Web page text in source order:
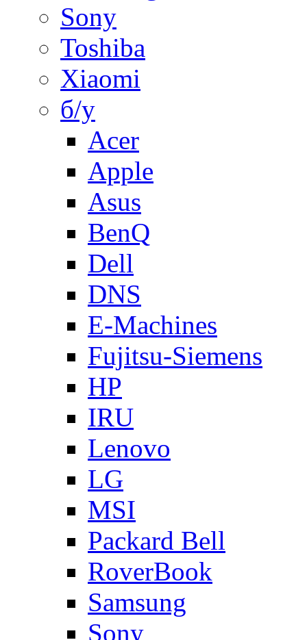
Sony
Toshiba
Xiaomi
б/у
Acer
Apple
Asus
BenQ
Dell
DNS
E-Machines
Fujitsu-Siemens
HP
IRU
Lenovo
LG
MSI
Packard Bell
RoverBook
Samsung
Sony